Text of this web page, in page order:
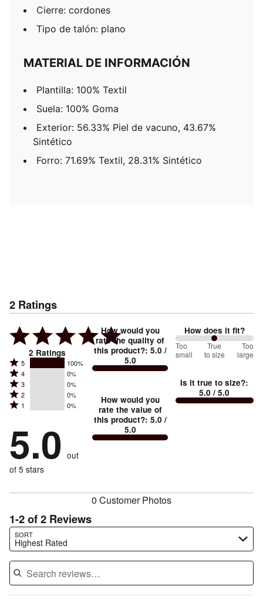
Cierre: cordones
Tipo de talón: plano
MATERIAL DE INFORMACIÓN
Plantilla: 100% Textil
Suela: 100% Goma
Exterior: 56.33% Piel de vacuno, 43.67%
Sintético
Forro: 71.69% Textil, 28.31% Sintético
2 Ratings
2 Ratings
Rated
5
stars
by
of
reviewers
5 100%
Rated
4
stars
by
of
reviewers
4 0%
Rated
3
stars
0%
of
reviewers
3 0%
Rated
2
by
0%
of
reviewers
2 0%
Rated
stars
by
0%
of
1 0%
5.0 out
of 5 stars
How would you
rate the quality of
this product?: 5.0 /
5.0
How would you
rate the value of
this product?: 5.0 /
5.0
How does it fit?
100
between
small
and
Too
small
True
to size
Too
large
Is it true to size?:
5.0 / 5.0
0 Customer Photos
1-2 of 2 Reviews
SORT
Highest Rated
Search reviews…